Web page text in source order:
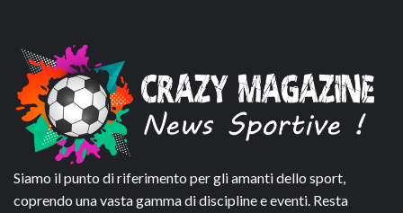
Siamo il punto di riferimento per gli amanti dello sport,
coprendo una vasta gamma di discipline e eventi. Resta